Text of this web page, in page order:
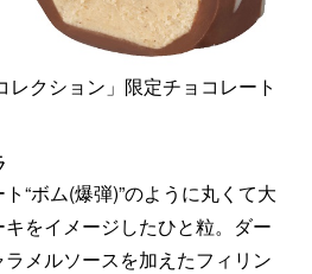
レクション」限定チョコレート
“ボム(爆弾)”のように丸くて大
をイメージしたひと粒。ダー
メルソースを加えたフィリン